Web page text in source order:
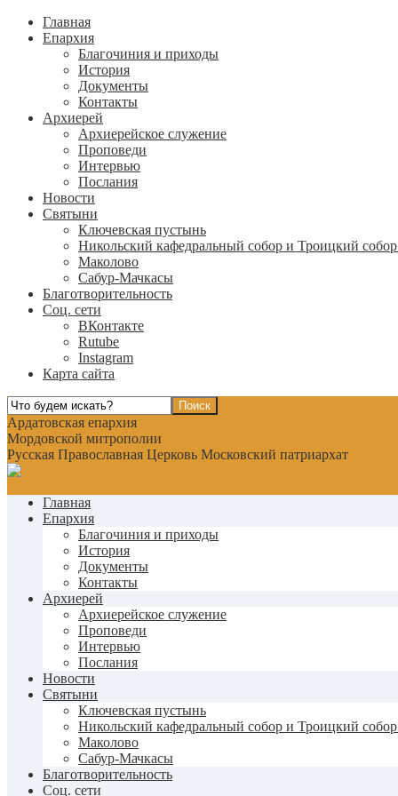
Главная
Епархия
Благочиния и приходы
История
Документы
Контакты
Архиерей
Архиерейское служение
Проповеди
Интервью
Послания
Новости
Святыни
Ключевская пустынь
Никольский кафедральный собор и Троицкий собор
Маколово
Сабур-Мачкасы
Благотворительность
Соц. сети
ВКонтакте
Rutube
Instagram
Карта сайта
Ардатовская епархия
Мордовской митрополии
Русская Православная Церковь Московский патриархат
Главная
Епархия
Благочиния и приходы
История
Документы
Контакты
Архиерей
Архиерейское служение
Проповеди
Интервью
Послания
Новости
Святыни
Ключевская пустынь
Никольский кафедральный собор и Троицкий собор
Маколово
Сабур-Мачкасы
Благотворительность
Соц. сети